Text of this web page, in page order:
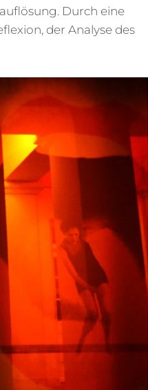
Durch eine
der Analyse des